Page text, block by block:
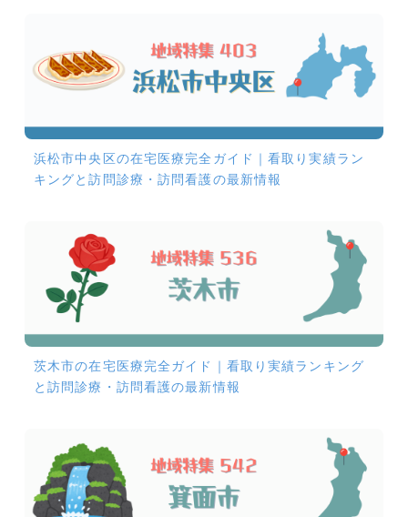
浜松市中央区の在宅医療完全ガイド｜看取り実績ラン
キングと訪問診療・訪問看護の最新情報
茨木市の在宅医療完全ガイド｜看取り実績ランキング
と訪問診療・訪問看護の最新情報